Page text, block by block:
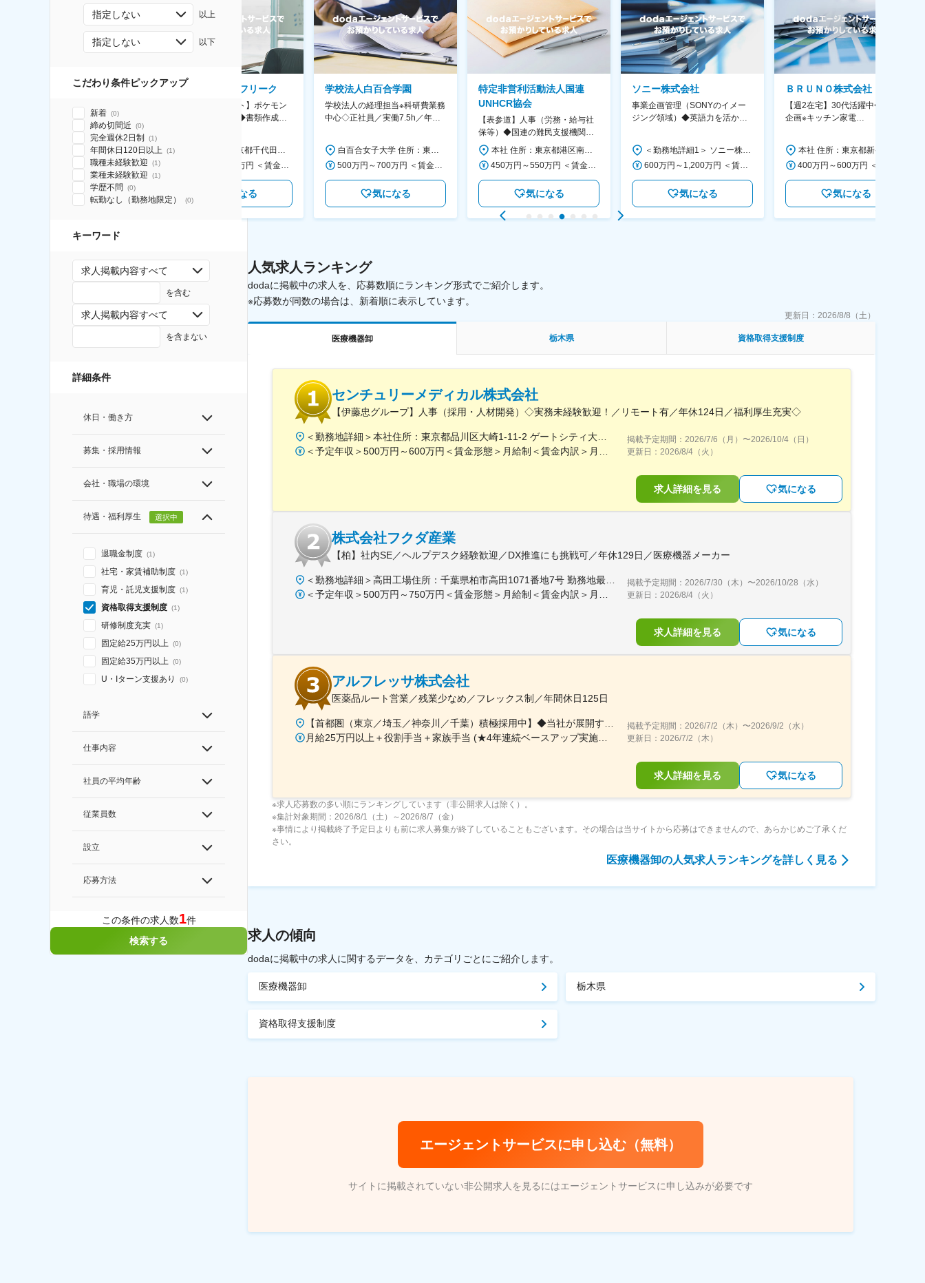
指定しない 以上
指定しない 以下
こだわり条件ピックアップ
新着 (0)
締め切間近 (0)
完全週休2日制 (1)
年間休日120日以上 (1)
職種未経験歓迎 (1)
業種未経験歓迎 (1)
学歴不問 (0)
転勤なし（勤務地限定） (0)
キーワード
求人掲載内容すべて
を含む
求人掲載内容すべて
を含まない
詳細条件
休日・働き方
募集・採用情報
会社・職場の環境
待遇・福利厚生 選択中
退職金制度 (1)
社宅・家賃補助制度 (1)
育児・託児支援制度 (1)
資格取得支援制度 (1)
研修制度充実 (1)
固定給25万円以上 (0)
固定給35万円以上 (0)
U・Iターン支援あり (0)
語学
仕事内容
社員の平均年齢
従業員数
設立
応募方法
この条件の求人数1件
検索する
AGC株式会社
務・事務担当～開発部材の発注
やDXに向けたシステム利用等～
AGC横浜テクニカルセンター 住所：神奈川県横浜市鶴見区末広町1-1 勤務地最寄駅：JR線／弁天橋駅 受動喫煙対策：敷地内喫煙可能場所あり 変更の範囲：無
400万円～550万円 ＜賃金形態＞ 月給制 固定給＋業績給 ＜賃金内訳＞ 月額（基本給）：230,000円～280,000円 ＜月給＞ 230,000円～280,000円 ＜昇給有無＞ 有 ＜残業手当＞ 有 ＜給与補足＞ ※上記はあくまで最低保証額です。実際にはこれまでの経験やスキルを考慮の上、決定します。 年収には残業代は含めておりません。 ■昇給：年1回 ■賞与：年2回 賃金はあくまでも目安の金額であり、選考を通じて上下する可能性があります。 月給(月額)は固定手当を含めた表記です。
気になる
株式会社ゲームフリーク
【庶務アシスタント】ポケモン
シリーズ開発企業◆書類作成・
気になる
学校法人白百合学園
学校法人の経理担当※科研費業務
中心◇正社員／実働7.5h／年休
気になる
特定非営利活動法人国連
UNHCR協会
【表参道】人事（労務・給与社
保等）◆国連の難民支援機関の
活動を支える日本公式支援窓口
◆正職員登用前提
気になる
ソニー株式会社
事業企画管理（SONYのイメー
ジング領域）◆英語力を活か
気になる
ＢＲＵＮＯ株式会社
【週2在宅】30代活躍中◆商品
企画※キッチン家電
気になる
人気求人ランキング
dodaに掲載中の求人を、応募数順にランキング形式でご紹介します。
※応募数が同数の場合は、新着順に表示しています。
更新日： 2026/8/8（土）
医療機器卸 栃木県 資格取得支援制度
センチュリーメディカル株式会社
【伊藤忠グループ】人事（採用・人材開発）◇実務未経験歓迎！／リモート有／年休124日／福利厚生充実◇
掲載予定期間： 2026/7/6（月） 〜2026/10/4（日）
更新日： 2026/8/4（火）
求人詳細を見る 気になる
株式会社フクダ産業
【柏】社内SE／ヘルプデスク経験歓迎／DX推進にも挑戦可／年休129日／医療機器メーカー
掲載予定期間： 2026/7/30（木） 〜2026/10/28（水）
更新日： 2026/8/4（火）
求人詳細を見る 気になる
アルフレッサ株式会社
医薬品ルート営業／残業少なめ／フレックス制／年間休日125日
掲載予定期間： 2026/7/2（木） 〜2026/9/2（水）
更新日： 2026/7/2（木）
求人詳細を見る 気になる
※求人応募数の多い順にランキングしています（非公開求人は除く）。
※集計対象期間：2026/8/1（土）～2026/8/7（金）
※事情により掲載終了予定日よりも前に求人募集が終了していることもございます。その場合は当サイトから応募はできませんので、あらかじめご了承くだ
さい。
医療機器卸の人気求人ランキングを詳しく見る
求人の傾向
dodaに掲載中の求人に関するデータを、カテゴリごとにご紹介します。
医療機器卸 栃木県
資格取得支援制度
エージェントサービスに申し込む（無料）
サイトに掲載されていない非公開求人を見るにはエージェントサービスに申し込みが必要です